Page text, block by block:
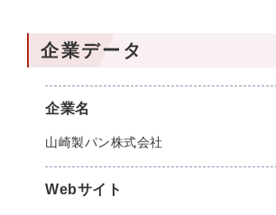
企業データ
企業名
山崎製パン株式会社
Webサイト